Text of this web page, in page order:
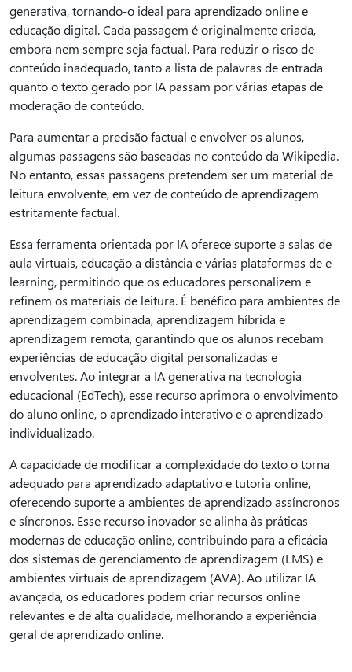
generativa, tornando-o ideal para aprendizado online e
educação digital. Cada passagem é originalmente criada,
embora nem sempre seja factual. Para reduzir o risco de
conteúdo inadequado, tanto a lista de palavras de entrada
quanto o texto gerado por IA passam por várias etapas de
moderação de conteúdo.
Para aumentar a precisão factual e envolver os alunos,
algumas passagens são baseadas no conteúdo da Wikipedia.
No entanto, essas passagens pretendem ser um material de
leitura envolvente, em vez de conteúdo de aprendizagem
estritamente factual.
Essa ferramenta orientada por IA oferece suporte a salas de
aula virtuais, educação a distância e várias plataformas de e-
learning, permitindo que os educadores personalizem e
refinem os materiais de leitura. É benéfico para ambientes de
aprendizagem combinada, aprendizagem híbrida e
aprendizagem remota, garantindo que os alunos recebam
experiências de educação digital personalizadas e
envolventes. Ao integrar a IA generativa na tecnologia
educacional (EdTech), esse recurso aprimora o envolvimento
do aluno online, o aprendizado interativo e o aprendizado
individualizado.
A capacidade de modificar a complexidade do texto o torna
adequado para aprendizado adaptativo e tutoria online,
oferecendo suporte a ambientes de aprendizado assíncronos
e síncronos. Esse recurso inovador se alinha às práticas
modernas de educação online, contribuindo para a eficácia
dos sistemas de gerenciamento de aprendizagem (LMS) e
ambientes virtuais de aprendizagem (AVA). Ao utilizar IA
avançada, os educadores podem criar recursos online
relevantes e de alta qualidade, melhorando a experiência
geral de aprendizado online.